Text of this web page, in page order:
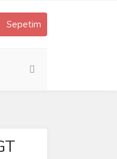
Sepetim